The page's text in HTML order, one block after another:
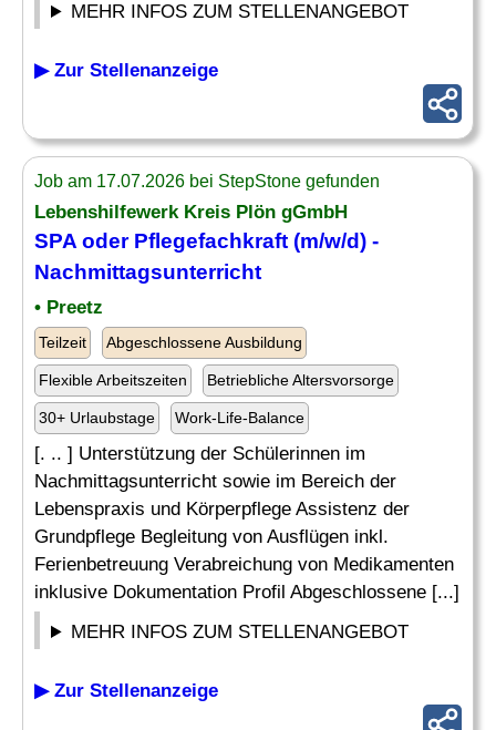
MEHR INFOS ZUM STELLENANGEBOT
▶ Zur Stellenanzeige
Job am 17.07.2026 bei StepStone gefunden
Lebenshilfewerk Kreis Plön gGmbH
SPA oder Pflegefachkraft (m/w/d) -
Nachmittagsunterricht
• Preetz
Teilzeit Abgeschlossene Ausbildung
Flexible Arbeitszeiten Betriebliche Altersvorsorge
30+ Urlaubstage Work-Life-Balance
[. .. ] Unterstützung der Schülerinnen im
Nachmittagsunterricht sowie im Bereich der
Lebenspraxis und Körperpflege Assistenz der
Grundpflege Begleitung von Ausflügen inkl.
Ferienbetreuung Verabreichung von Medikamenten
inklusive Dokumentation Profil Abgeschlossene [...]
MEHR INFOS ZUM STELLENANGEBOT
▶ Zur Stellenanzeige